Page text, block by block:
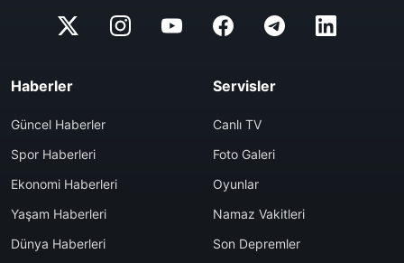
Haberler
Güncel Haberler
Spor Haberleri
Ekonomi Haberleri
Yaşam Haberleri
Dünya Haberleri
Servisler
Canlı TV
Foto Galeri
Oyunlar
Namaz Vakitleri
Son Depremler